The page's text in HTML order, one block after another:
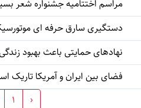
مراسم اختتامیه جشنواره شعر
دستگیری سارق حرفه ای
نهادهای حمايتی باعث بهبود
فضای بین ایران و آمریکا تاریک است/ آمریکایی‌ها ۵ بار
‹
1